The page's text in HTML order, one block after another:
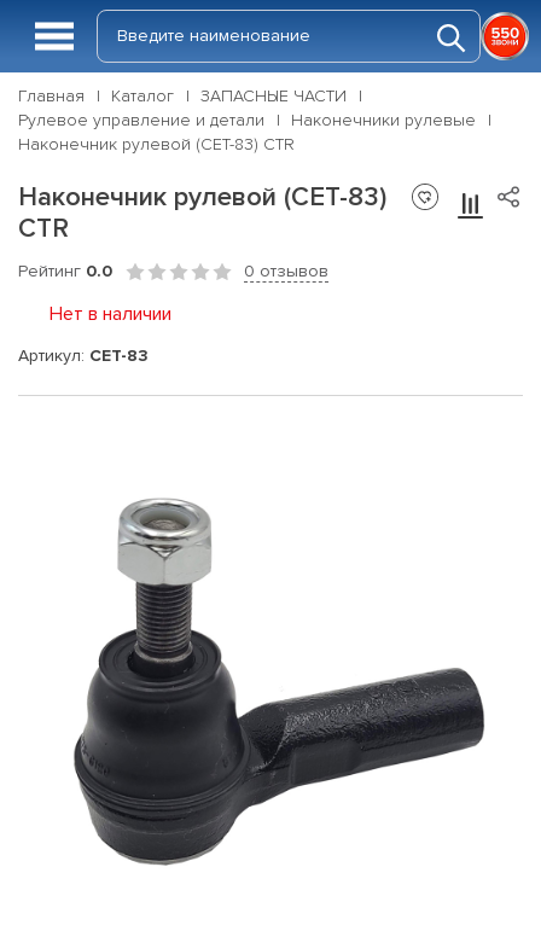
Главная Каталог
ЗАПАСНЫЕ ЧАСТИ
Рулевое управление и детали
Наконечники рулевые
Наконечник рулевой (CET-83) CTR
Наконечник рулевой (CET-83)
CTR
Рейтинг 0.0 0 отзывов
Нет в наличии
Артикул: CET-83